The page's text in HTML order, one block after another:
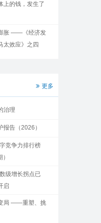
上的钱，发生了
胀 ——《经济发
太效应》之四
更多
治理
报告（2026）
竞争力排行榜
级增长拐点已
启
局 ——重塑、挑